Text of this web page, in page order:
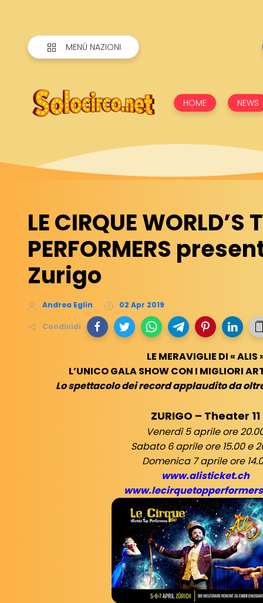
MENÙ NAZIONI
HOME NEWS
LE CIRQUE WORLD’S
PERFORMERS
Zurigo
Andrea Eglin 02 Apr 2019
Condividi
LE MERAVIGLIE DI « ALIS
L’UNICO GALA SHOW CON I MIGLIORI
Lo spettacolo dei record applaudito da
ZURIGO – Theater 11
Venerdì 5 aprile ore
Sabato 6 aprile ore 15.00 e
Domenica 7 aprile ore
www.alisticket.ch